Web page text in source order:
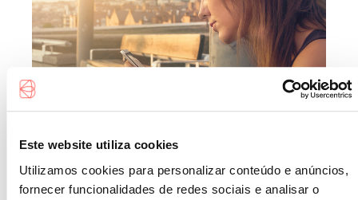
Este website utiliza cookies
Utilizamos cookies para personalizar conteúdo e anúncios,
fornecer funcionalidades de redes sociais e analisar o
MUNDO FINTECH :: 17 JUNHO 2020